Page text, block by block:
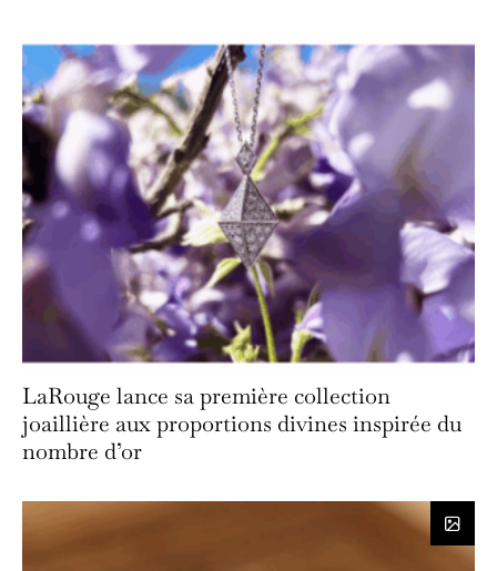
LaRouge lance sa première collection
joaillière aux proportions divines inspirée du
nombre d’or